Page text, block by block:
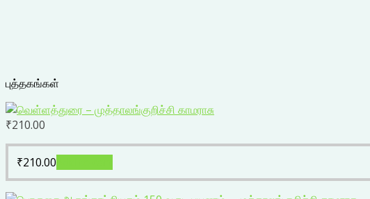
புத்தகங்கள்
₹210.00
₹210.00